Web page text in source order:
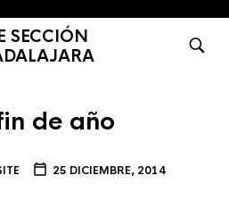
SECCIÓN
de año
25 DICIEMBRE, 2014